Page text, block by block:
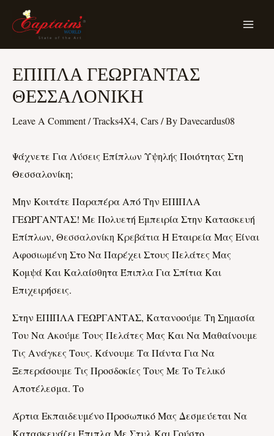
ΕΠΙΠΛΑ ΓΕΩΡΓΑΝΤΑΣ
ΘΕΣΣΑΛΟΝΙΚΗ
Leave A Comment/Tracks4X4, Cars/ ByDavecardus08
Ψάχνετε Για Λύσεις Επίπλων Υψηλής Ποιότητας Στη
Θεσσαλονίκη;
Μην Κοιτάτε Παραπέρα Από Την ΕΠΙΠΛΑ
ΓΕΩΡΓΑΝΤΑΣ! Με Πολυετή Εμπειρία Στην Κατασκευή
Επίπλων, Θεσσαλονίκη ΚρεβάτιαΗ Εταιρεία Μας Είναι
Αφοσιωμένη Στο Να Παρέχει Στους Πελάτες Μας
Κομψά Και Καλαίσθητα Έπιπλα Για Σπίτια Και
Επιχειρήσεις.
Στην ΕΠΙΠΛΑ ΓΕΩΡΓΑΝΤΑΣ, Κατανοούμε Τη Σημασία
Του Να Ακούμε Τους Πελάτες Μας Και Να Μαθαίνουμε
Τις Ανάγκες Τους. Κάνουμε Τα Πάντα Για Να
Ξεπεράσουμε Τις Προσδοκίες Τους Με Το Τελικό
Αποτέλεσμα. Το
Άρτια Εκπαιδευμένο Προσωπικό Μας Δεσμεύεται Να
Navigation